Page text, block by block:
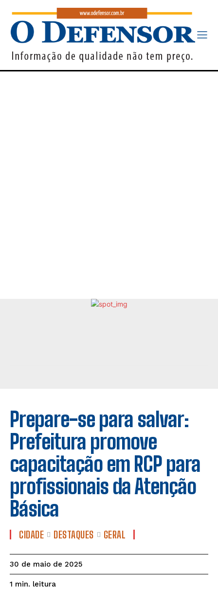
Prepare-se para salvar:
Prefeitura promove
capacitação em RCP para
profissionais da Atenção
Básica
CIDADE DESTAQUES GERAL
30 de maio de 2025
1 min. leitura